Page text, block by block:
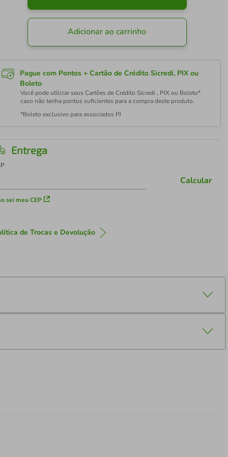
Adicionar ao carrinho
Pague com Pontos + Cartão de Crédito Sicredi, PIX ou
Boleto
Você pode utilizar seus Cartões de Crédito Sicredi , PIX ou Boleto*
caso não tenha pontos suficientes para a compra deste produto.
*Boleto exclusivo para associados PJ
Entrega
sei meu CEP
Calcular
de Trocas e Devolução